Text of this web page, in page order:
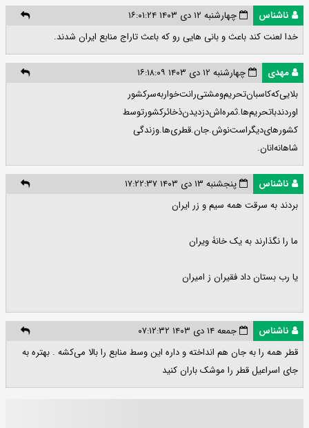
ناشناس
چهارشنبه ۱۲ دی ۱۴۰۳ ۱۶:۰۱:۲۴
خدا لعنت کند باعث و بانی هایی رو که باعث تاراج منابع ایران شدند.
مهدی
چهارشنبه ۱۲ دی ۱۴۰۳ ۱۶:۱۸:۰۹
بلایی‌که‌کاسبان‌تحریم‌ومشتی‌رانت‌‌خواربه‌سرکشور
اوردند‌باتحریم‌ها.ثمره‌اش‌دزدیدن‌ذخائرکشورتوسط
کشورهای‌دیگراست‌نوش.جان.قطری‌ها.وزندگی
شاهانه‌انان.
ناشناس
پنجشنبه ۱۳ دی ۱۴۰۳ ۱۷:۲۲:۳۷
بردند به سرقت همه سیم و زر ایران
ما را نگذارند به یک خانۀ ویران
یا رب بستان داد فقیران ز امیران
ناشناس
جمعه ۱۴ دی ۱۴۰۳ ۰۷:۱۲:۳۲
قطر همه را به جان هم انداخته و داره این وسط منابع را بالا می‌کشه . بهتره به
جای اسراعیل قطر را موشک باران کنید